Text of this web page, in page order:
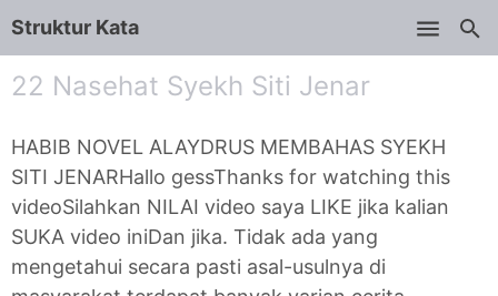
Struktur Kata
22 Nasehat Syekh Siti Jenar
HABIB NOVEL ALAYDRUS MEMBAHAS SYEKH
SITI JENARHallo gessThanks for watching this
videoSilahkan NILAI video saya LIKE jika kalian
SUKA video iniDan jika. Tidak ada yang
mengetahui secara pasti asal-usulnya di